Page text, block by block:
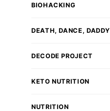
BIOHACKING
DEATH, DANCE, DADDY
DECODE PROJECT
KETO NUTRITION
NUTRITION